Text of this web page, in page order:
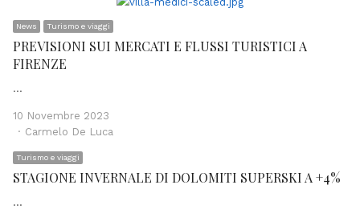
News Turismo e viaggi
PREVISIONI SUI MERCATI E FLUSSI TURISTICI A
FIRENZE
…
10 Novembre 2023
Author
Carmelo De Luca
Turismo e viaggi
STAGIONE INVERNALE DI DOLOMITI SUPERSKI A +4%
…